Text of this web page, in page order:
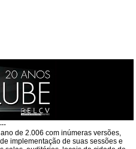
de 2.006 com inúmeras versões,
implementação de suas sessões e